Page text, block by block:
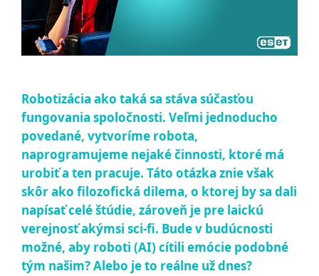
Robotizácia ako taká sa stáva súčasťou
fungovania spoločnosti. Veľmi jednoducho
povedané, vytvoríme robota,
naprogramujeme nejaké činnosti, ktoré má
urobiť a ten pracuje. Táto otázka znie však
skôr ako filozofická dilema, o ktorej by sa dali
napísať celé štúdie, zároveň je pre laickú
verejnosť akýmsi sci-fi. Bude v budúcnosti
možné, aby roboti (AI) cítili emócie podobné
tým našim? Alebo je to reálne už dnes?